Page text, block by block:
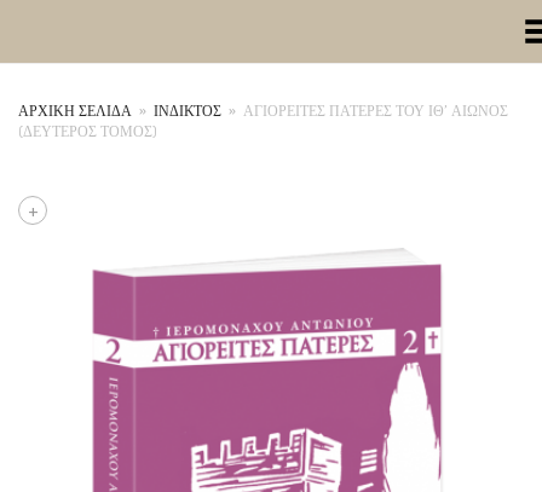
Toggle
ΑΡΧΙΚΉ ΣΕΛΊΔΑ » ΙΝΔΙΚΤΟΣ » ΑΓΙΟΡΕΙΤΕΣ ΠΑΤΕΡΕΣ ΤΟΥ ΙΘ’ ΑΙΩΝΟΣ
(ΔΕΥΤΕΡΟΣ ΤΟΜΟΣ)
+